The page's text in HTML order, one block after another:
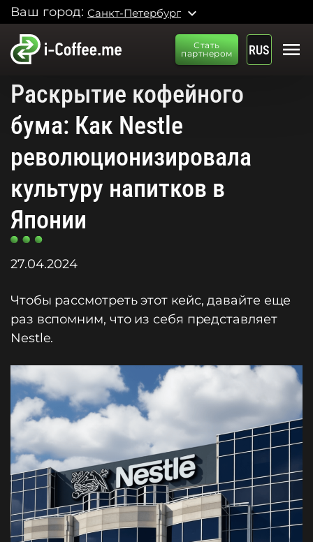
Ваш город: Санкт-Петербург expand_more
Стать
партнером
RUS menu
Раскрытие кофейного
бума: Как Nestle
революционизировала
культуру напитков в
Японии
27.04.2024
Чтобы рассмотреть этот кейс, давайте еще
раз вспомним, что из себя представляет
Nestle.